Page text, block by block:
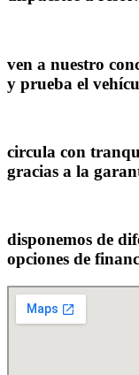
ven a nuestro
y prueba el
circula con
gracias a la
disponemos de
opciones de